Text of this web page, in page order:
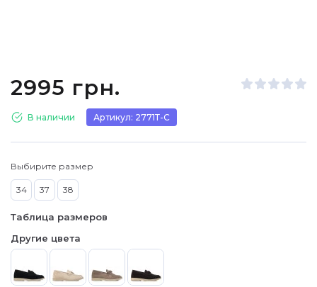
2995 грн.
В наличии Артикул: 2771Т-С
Выбирите размер
34 37 38
Таблица размеров
Другие цвета